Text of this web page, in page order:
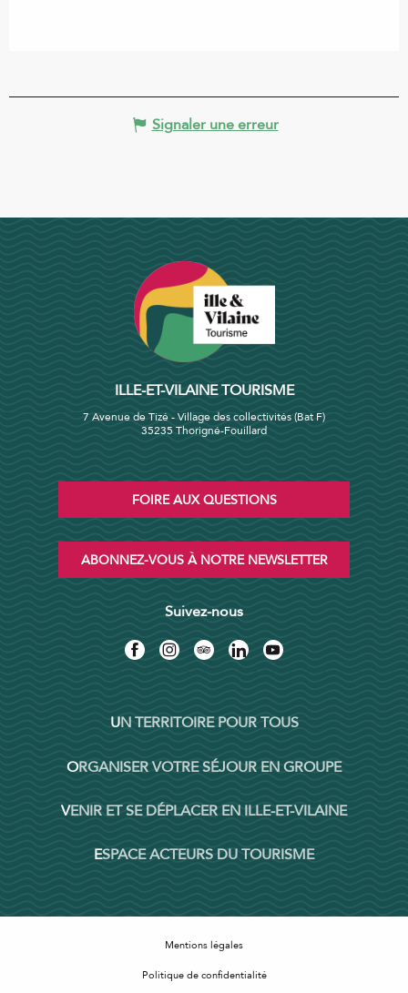
Signaler une erreur
ILLE-ET-VILAINE TOURISME
7 Avenue de Tizé - Village des collectivités (Bat F)
35235 Thorigné-Fouillard
FOIRE AUX QUESTIONS
ABONNEZ-VOUS À NOTRE NEWSLETTER
Suivez-nous
UN TERRITOIRE POUR TOUS
ORGANISER VOTRE SÉJOUR EN GROUPE
VENIR ET SE DÉPLACER EN ILLE-ET-VILAINE
ESPACE ACTEURS DU TOURISME
Mentions légales
Politique de confidentialité